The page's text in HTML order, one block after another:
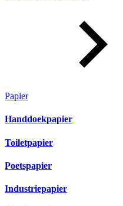
Papier
Handdoekpapier
Toiletpapier
Poetspapier
Industriepapier